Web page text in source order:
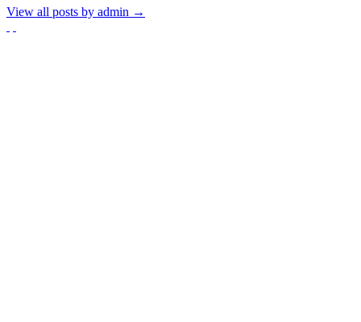
View all posts by admin →